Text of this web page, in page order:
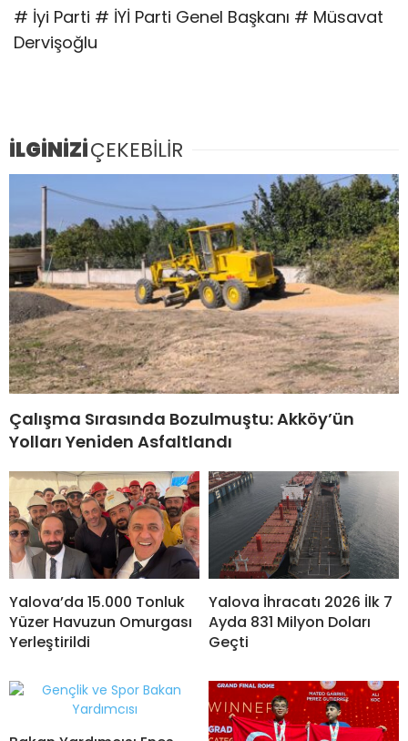
# İyi Parti # İYİ Parti Genel Başkanı # Müsavat
Dervişoğlu
İLGİNİZİÇEKEBİLİR
Çalışma Sırasında Bozulmuştu: Akköy’ün
Yolları Yeniden Asfaltlandı
Yalova’da 15.000 Tonluk
Yüzer Havuzun Omurgası
Yerleştirildi
Yalova İhracatı 2026 İlk 7
Ayda 831 Milyon Doları
Geçti